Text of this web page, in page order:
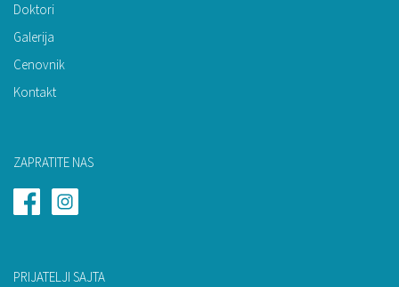
Doktori
Galerija
Cenovnik
Kontakt
ZAPRATITE NAS
PRIJATELJI SAJTA